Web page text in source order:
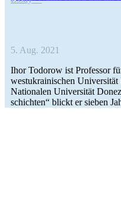
5. Aug. 2021
Ihor Todorow ist Pro­fes­sor
west­ukrai­ni­schen
Natio­na­len Uni­ver­si­tät
schich­ten“ blickt er sieben